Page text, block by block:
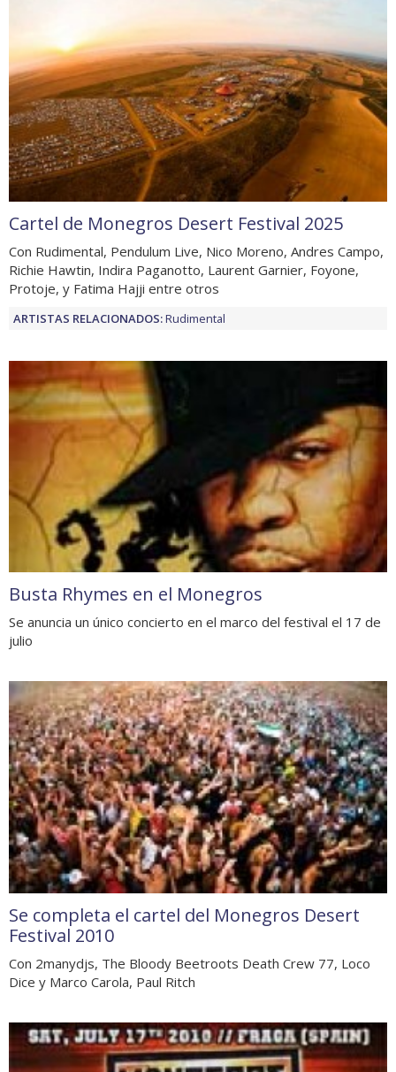
Cartel de Monegros Desert Festival 2025
Con Rudimental, Pendulum Live, Nico Moreno, Andres Campo,
Richie Hawtin, Indira Paganotto, Laurent Garnier, Foyone,
Protoje, y Fatima Hajji entre otros
ARTISTAS RELACIONADOS:Rudimental
Busta Rhymes en el Monegros
Se anuncia un único concierto en el marco del festival el 17 de
julio
Se completa el cartel del Monegros Desert
Festival 2010
Con 2manydjs, The Bloody Beetroots Death Crew 77, Loco
Dice y Marco Carola, Paul Ritch